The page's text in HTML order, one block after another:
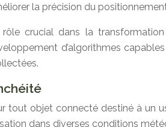
la précision du
rôle crucial dans la
d’algorithmes
tout objet connecté destiné à un
dans diverses conditions